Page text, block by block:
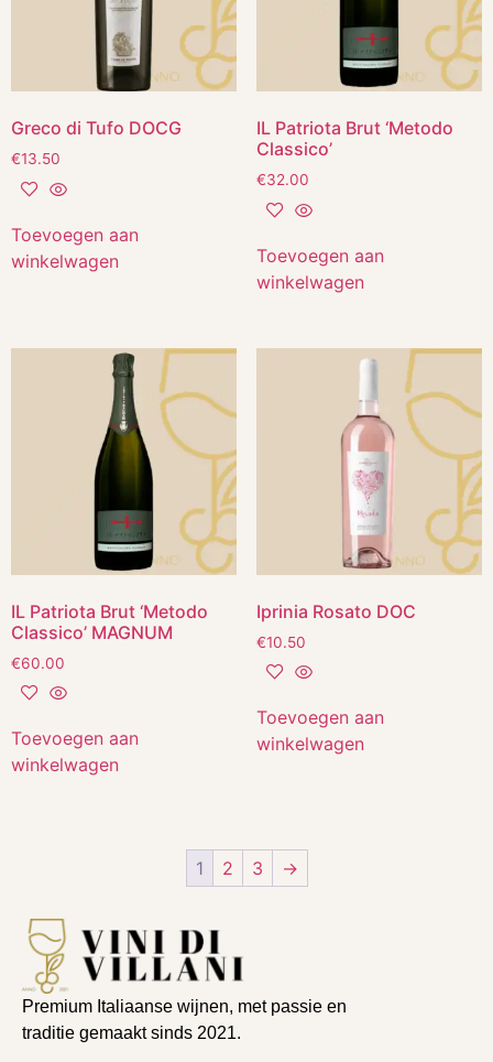
Greco di Tufo DOCG
€13.50
Toevoegen aan
winkelwagen
IL Patriota Brut ‘Metodo
Classico’
€32.00
Toevoegen aan
winkelwagen
IL Patriota Brut ‘Metodo
Classico’ MAGNUM
€60.00
Toevoegen aan
winkelwagen
Iprinia Rosato DOC
€10.50
Toevoegen aan
winkelwagen
1 2 3 →
Premium Italiaanse wijnen, met passie en
traditie gemaakt sinds 2021.